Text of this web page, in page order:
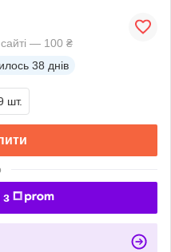
— 100 ₴
38 днів
шт.
з